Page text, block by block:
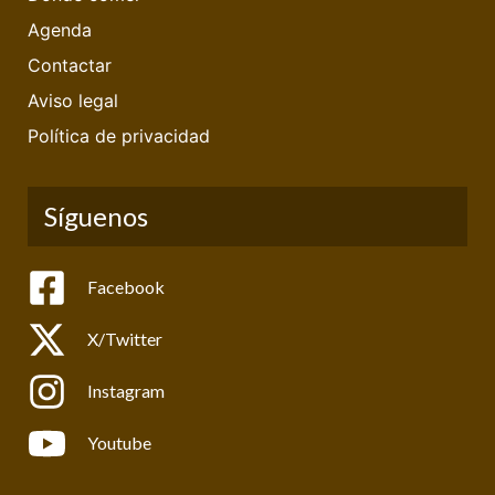
Agenda
Contactar
Aviso legal
Política de privacidad
Síguenos
Facebook
X/Twitter
Instagram
Youtube